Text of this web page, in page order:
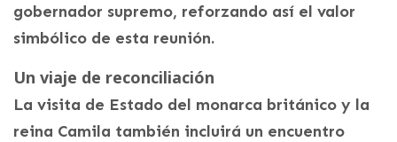
gobernador supremo, reforzando así el valor
simbólico de esta reunión.
Un viaje de reconciliación
La visita de Estado del monarca británico y la
reina Camila también incluirá un encuentro